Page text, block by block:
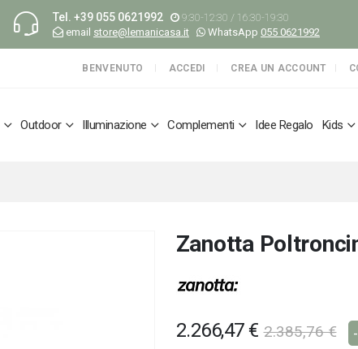
Tel. +39 055 0621992
9:30-12:30 / 16:30-19:30
email store@lemanicasa.it WhatsApp 055 0621992
BENVENUTO ACCEDI CREA UN ACCOUNT
Outdoor Illuminazione Complementi Idee Regalo Kids
Zanotta
2.266,47 € 2.385,76 €